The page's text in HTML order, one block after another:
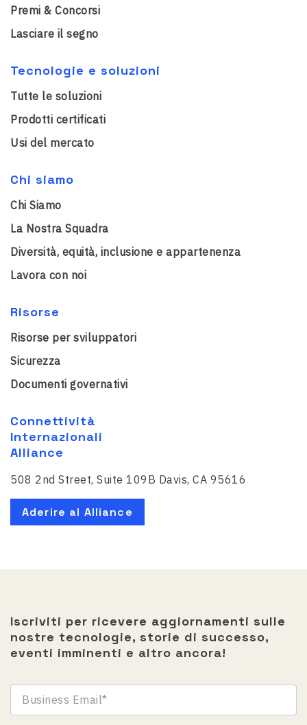
Premi & Concorsi
Lasciare il segno
Tecnologie e soluzioni
Tutte le soluzioni
Prodotti certificati
Usi del mercato
Chi siamo
Chi Siamo
La Nostra Squadra
Diversità, equità, inclusione e appartenenza
Lavora con noi
Risorse
Risorse per sviluppatori
Sicurezza
Documenti governativi
Connettività
Internazionali
Alliance
508 2nd Street, Suite 109B Davis, CA 95616
Aderire al Alliance
Iscriviti per ricevere aggiornamenti sulle
nostre tecnologie, storie di successo,
eventi imminenti e altro ancora!